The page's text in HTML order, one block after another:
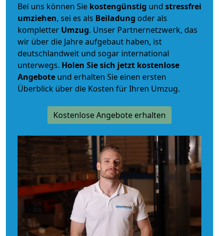
Bei uns können Sie kostengünstig und stressfrei
umziehen, sei es als Beiladung oder als
kompletter Umzug. Unser Partnernetzwerk, das
wir über die Jahre aufgebaut haben, ist
deutschlandweit und sogar international
unterwegs. Holen Sie sich jetzt kostenlose
Angebote und erhalten Sie einen ersten
Überblick über die Kosten für Ihren Umzug.
Kostenlose Angebote erhalten